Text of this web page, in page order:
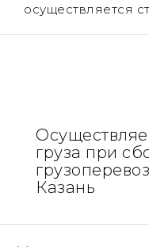
осуществляется
груза при
Казань